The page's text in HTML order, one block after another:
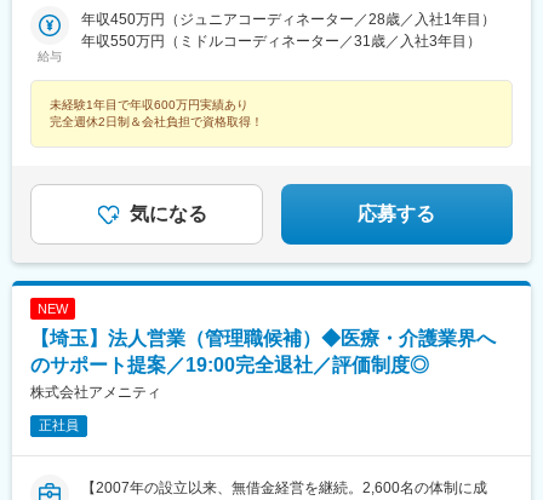
区、緑区、岩槻区＜その他の市町村＞川越市、熊谷市、川口市、
行田市、秩父市、所沢市、飯能市、加須市、東松山市、春日部
市、蕨市、戸田市、入間市、朝霞市、志木市、和光市、新座市、
桶川市久喜市、北本市、八潮市、富士見市、三郷市、蓮田市、坂
戸市、幸手市、鶴ヶ島市、日高市、吉川市、伊奈町、三芳町、毛
ときがわ町※希望勤務地を踏まえて配属決定します※受動喫煙対策
あり＝＝＝☆将来的に全国のご希望勤務地へUIターン可能・初期
費用会社負担等の移住支援あり（規定有）・UIターン転勤希望者
給与
年収450万円（ジュニアコーディネーター／28歳／入社1年目）
年収550万円（ミドルコーディネーター／31歳／入社3年目）
未経験1年目で年収600万円実績あり
完全週休2日制＆会社負担で資格取得！
気になる 応募する
NEW
【埼玉】法人営業（管理職候補）◆医療・介護業界へ
のサポート提案／19:00完全退社／評価制度◎
株式会社アメニティ
正社員
【2007年の設立以来、無借金経営を継続。2,600名の体制に成